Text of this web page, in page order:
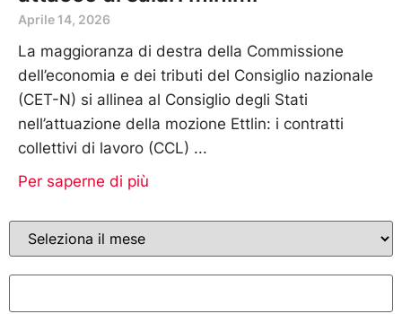
Aprile 14, 2026
La maggioranza di destra della Commissione
dell’economia e dei tributi del Consiglio nazionale
(CET-N) si allinea al Consiglio degli Stati
nell’attuazione della mozione Ettlin: i contratti
collettivi di lavoro (CCL)
Per saperne di più